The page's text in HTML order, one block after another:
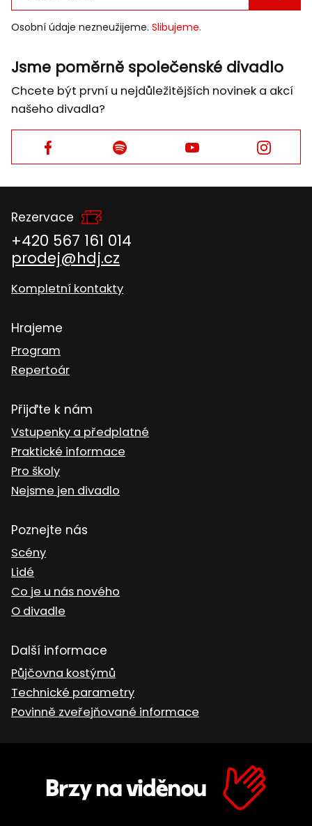
E-
Osobní údaje nezneužijeme. Slibujeme.
Jsme poměrně společenské divadlo
Chcete být první u nejdůležitějších novinek a akcí
našeho divadla?
Facebook Facebook Facebook Facebook
Rezervace
+420 567 161 014
prodej@hdj.cz
Kompletní kontakty
Hrajeme
Program
Repertoár
Přijďte k nám
Vstupenky a předplatné
Praktické informace
Pro školy
Nejsme jen divadlo
Poznejte nás
Scény
Lidé
Co je u nás nového
O divadle
Další informace
Půjčovna kostýmů
Technické parametry
Povinně zveřejňované informace
Brzy na viděnou